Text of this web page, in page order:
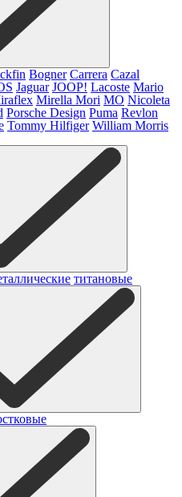
Bogner Carrera Cazal
Jaguar JOOP! Lacoste Mario
Mirella Mori MO Nicoleta
Porsche Design Puma Revlon
Tommy Hilfiger William Morris
титановые